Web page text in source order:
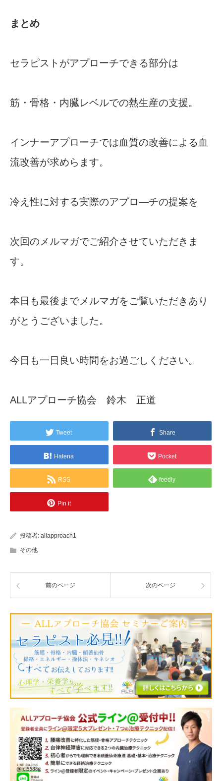
まとめ
セラピストがアプローチできる部分は
筋・骨格・内臓レベルでの熱生産の支援。
インナーアプローチでは血質の改善による血
流改善が求めらます。
冷え性に対する実際のアプロ―チの提案を
次回のメルマガでご紹介させていただきま
す。
本日も最後までメルマガをご覧いただきあり
がとうございました。
今日も一日良い時間をお過ごしください。
ALLアプローチ協会 鈴木 正道
Tweet Share
Hatena Pocket
RSS feedly
Pin it
投稿者: allapproach1
その他
前のページ 次のページ